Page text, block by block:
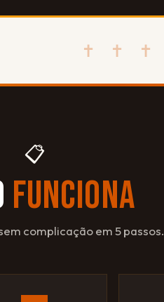
✝ ✝ ✝
📋
FUNCIONA
complicação em 5 passos.